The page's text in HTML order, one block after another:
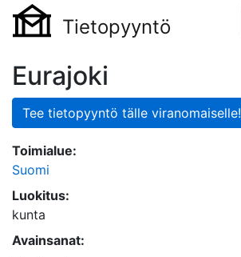
Tietopyyntö
Eurajoki
Tee tietopyyntö tälle viranomaiselle!
Toimialue:
Suomi
Luokitus:
kunta
Avainsanat: